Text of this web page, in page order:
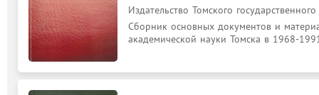
Издательство Томского
Сборник основных документов и
академической науки Томска в 1968-